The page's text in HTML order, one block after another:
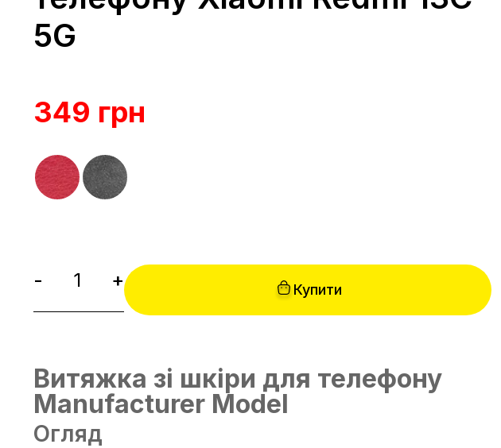
5G
349 грн
- + Купити
Витяжка зі шкіри для телефону
Manufacturer Model
Огляд